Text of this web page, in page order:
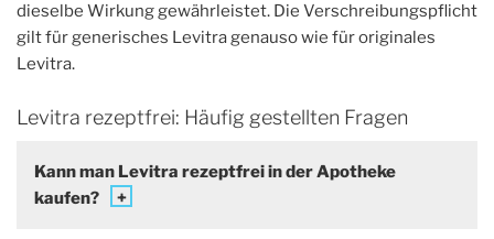
dieselbe Wirkung gewährleistet. Die Verschreibungspflicht
gilt für generisches Levitra genauso wie für originales
Levitra.
Levitra rezeptfrei: Häufig gestellten Fragen
Kann man Levitra rezeptfrei in der Apotheke
kaufen?